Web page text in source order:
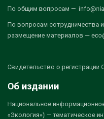
По общим вопросам —
По вопросам сотрудничества
размещение материалов —
Свидетельство о
Об издании
Национальное
«Экология») — тематическое